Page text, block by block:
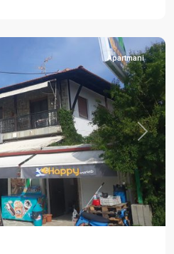
Next
Apartmani